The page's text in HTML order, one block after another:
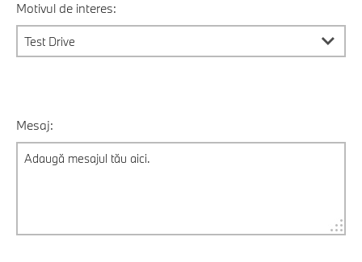
Motivul de interes:
Mesaj: